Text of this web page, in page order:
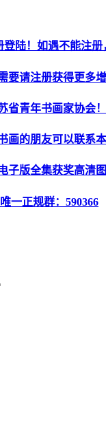
陆！如遇不能注册
要请注册获得更多增
省青年书画家协会！
画的朋友可以联系
子版全集获奖高清
一正规群：590366